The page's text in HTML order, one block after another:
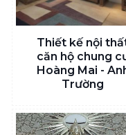
Thiết kế nội
căn hộ chung
Hoàng Mai -
Trường